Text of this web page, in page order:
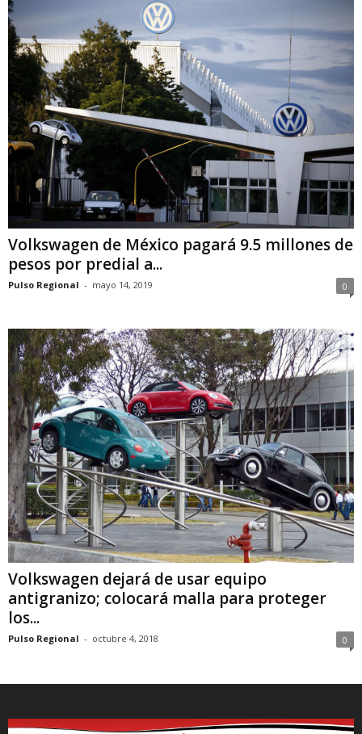
Volkswagen de México pagará 9.5 millones de
pesos por predial a...
Pulso Regional - mayo 14, 2019 0
Volkswagen dejará de usar equipo
antigranizo; colocará malla para proteger
los...
Pulso Regional - octubre 4, 2018 0